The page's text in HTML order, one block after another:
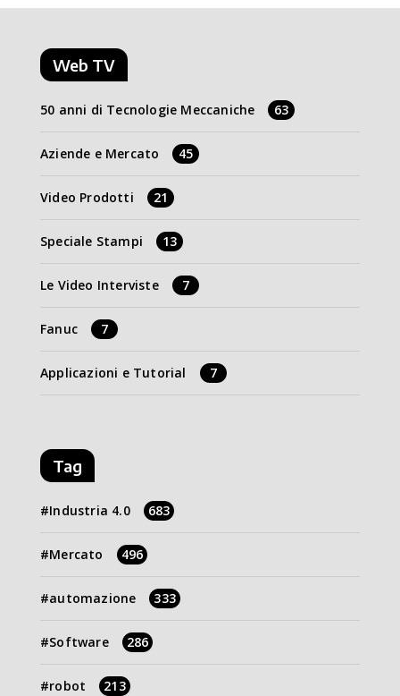
Web TV
50 anni di Tecnologie Meccaniche 63
Aziende e Mercato 45
Video Prodotti 21
Speciale Stampi 13
Le Video Interviste 7
Fanuc 7
Applicazioni e Tutorial 7
Tag
Industria 4.0 683
Mercato 496
automazione 333
Software 286
robot 213